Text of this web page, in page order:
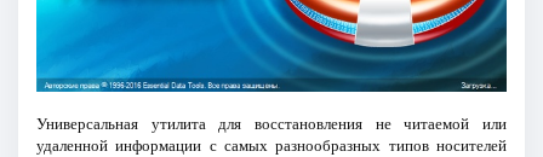
Универсальная утилита для восстановления не читаемой или
удаленной информации с самых разнообразных типов носителей